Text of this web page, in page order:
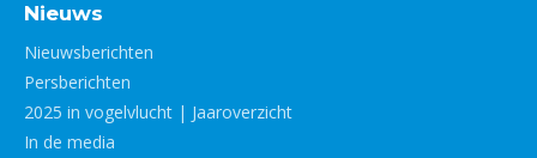
Nieuws
Nieuwsberichten
Persberichten
2025 in vogelvlucht | Jaaroverzicht
In de media